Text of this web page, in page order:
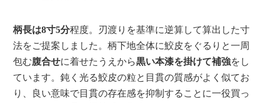
柄長は8寸5分程度。刃渡りを基準に逆算して算出した寸
法をご提案しました。柄下地全体に鮫皮をぐるりと一周
包む腹合せに着せたうえから黒い本漆を掛けて補強をし
ています。鈍く光る鮫皮の粒と目貫の質感がよく似てお
り、良い意味で目貫の存在感を抑制することに一役買っ